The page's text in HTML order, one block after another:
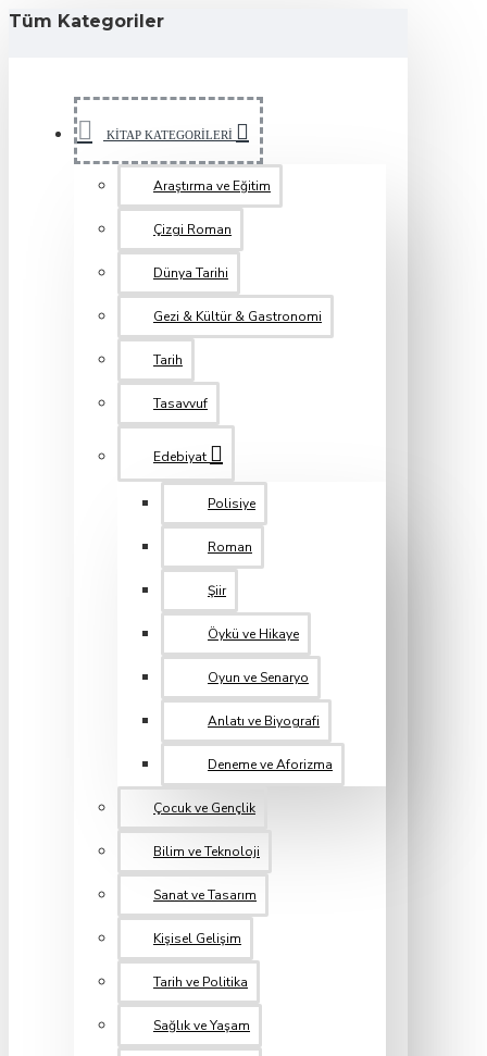
Tüm Kategoriler
KİTAP KATEGORİLERİ
Araştırma ve Eğitim
Çizgi Roman
Dünya Tarihi
Gezi & Kültür & Gastronomi
Tarih
Tasavvuf
Edebiyat
Polisiye
Roman
Şiir
Öykü ve Hikaye
Oyun ve Senaryo
Anlatı ve Biyografi
Deneme ve Aforizma
Çocuk ve Gençlik
Bilim ve Teknoloji
Sanat ve Tasarım
Kişisel Gelişim
Tarih ve Politika
Sağlık ve Yaşam